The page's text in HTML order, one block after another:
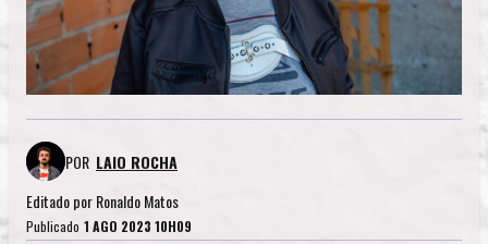
POR LAIO ROCHA
Editado porRonaldo Matos
Publicado 1 AGO 2023 10H09